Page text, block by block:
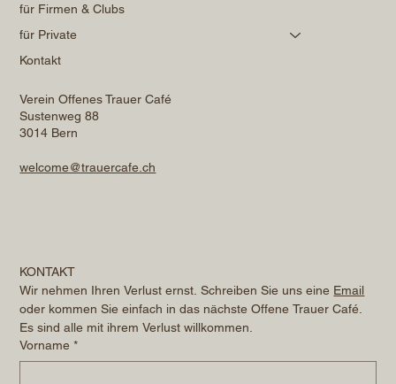
für Firmen & Clubs
für Private
Kontakt
Verein Offenes Trauer Café
Sustenweg 88
3014 Bern
welcome@trauercafe.ch
KONTAKT
Wir nehmen Ihren Verlust ernst. Schreiben Sie uns eine Email
oder kommen Sie einfach in das nächste Offene Trauer Café.
Es sind alle mit ihrem Verlust willkommen.
Vorname *